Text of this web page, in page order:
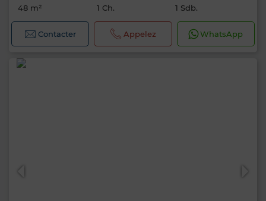
48 m² 1 Ch. 1 Sdb.
Contacter Appelez WhatsApp